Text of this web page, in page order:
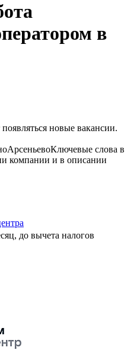
в
новые вакансии.
АрсеньевоКлючевые слова в
компании и в описании
до вычета налогов